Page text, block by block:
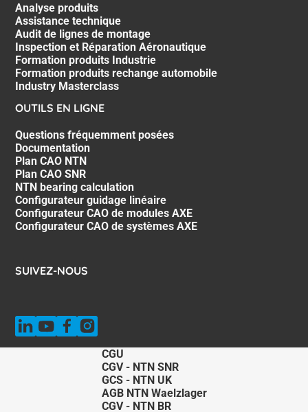
Analyse produits
Assistance technique
Audit de lignes de montage
Inspection et Réparation Aéronautique
Formation produits Industrie
Formation produits rechange automobile
Industry Masterclass
OUTILS EN LIGNE
Questions fréquemment posées
Documentation
Plan CAO NTN
Plan CAO SNR
NTN bearing calculation
Configurateur guidage linéaire
Configurateur CAO de modules AXE
Configurateur CAO de systèmes AXE
SUIVEZ-NOUS
CGU
CGV - NTN SNR
GCS - NTN UK
AGB NTN Waelzlager
CGV - NTN BR